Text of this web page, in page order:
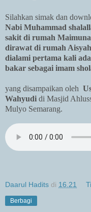
Silahkan simak dan
Nabi Muhammad
sakit di rumah
dirawat di rumah
dialami pertama kali
bakar sebagai imam
yang disampaikan oleh
Wahyudi di Masjid
Mulyo Semarang.
Daarul Hadits di 16.21
Berbagi